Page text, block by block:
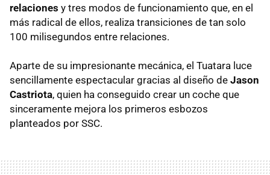
relaciones y tres modos de funcionamiento que, en el
más radical de ellos, realiza transiciones de tan solo
100 milisegundos entre relaciones.
Aparte de su impresionante mecánica, el Tuatara luce
sencillamente espectacular gracias al diseño de Jason
Castriota, quien ha conseguido crear un coche que
sinceramente mejora los primeros esbozos
planteados por SSC.